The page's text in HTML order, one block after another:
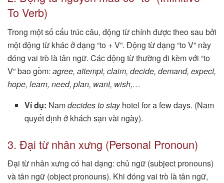
To Verb)
Trong một số cấu trúc câu, động từ chính được theo sau bởi
một động từ khác ở dạng “to + V”. Động từ dạng “to V” này
đóng vai trò là tân ngữ. Các động từ thường đi kèm với “to
V” bao gồm: agree, attempt, claim, decide, demand, expect,
hope, learn, need, plan, want, wish,…
Ví dụ: Namdecides to stayhotel for a few days. (Nam
quyết định ở khách sạn vài ngày).
3. Đại từ nhân xưng (Personal Pronoun)
Đại từ nhân xưng có hai dạng: chủ ngữ (subject pronouns)
và tân ngữ (object pronouns). Khi đóng vai trò là tân ngữ,